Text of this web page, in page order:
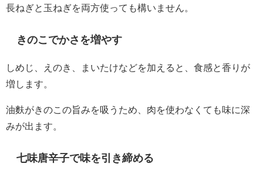
長ねぎと玉ねぎを両方使っても構いません。
きのこでかさを増やす
しめじ、えのき、まいたけなどを加えると、食感と香りが
増します。
油麩がきのこの旨みを吸うため、肉を使わなくても味に深
みが出ます。
七味唐辛子で味を引き締める